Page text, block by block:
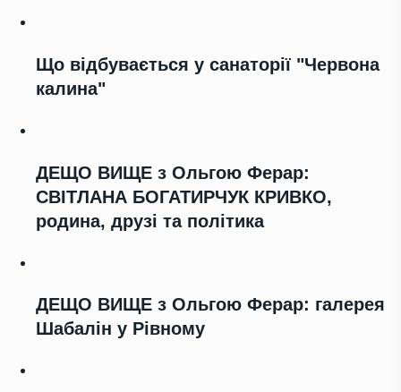
Що відбувається у санаторії "Червона
калина"
ДЕЩО ВИЩЕ з Ольгою Ферар:
СВІТЛАНА БОГАТИРЧУК КРИВКО,
родина, друзі та політика
ДЕЩО ВИЩЕ з Ольгою Ферар: галерея
Шабалін у Рівному